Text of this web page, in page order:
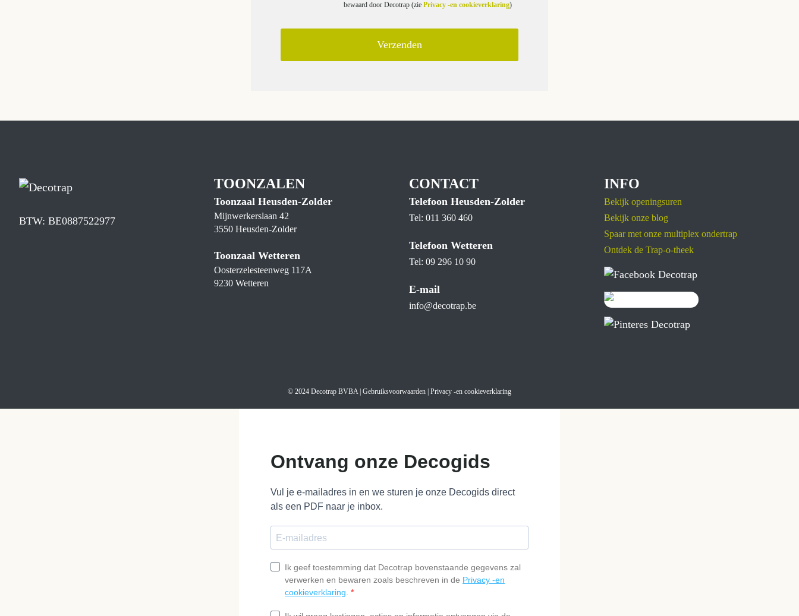
bewaard door Decotrap (zie Privacy -en cookieverklaring)
BTW: BE0887522977
TOONZALEN
Toonzaal Heusden-Zolder
Mijnwerkerslaan 42
3550 Heusden-Zolder
Toonzaal Wetteren
Oosterzelesteenweg 117A
9230 Wetteren
CONTACT
Telefoon Heusden-Zolder
Tel: 011 360 460
Telefoon Wetteren
Tel: 09 296 10 90
E-mail
info@decotrap.be
INFO
Bekijk openingsuren
Bekijk onze blog
Spaar met onze multiplex ondertrap
Ontdek de Trap-o-theek
© 2024 Decotrap BVBA | Gebruiksvoorwaarden Privacy -en cookieverklaring